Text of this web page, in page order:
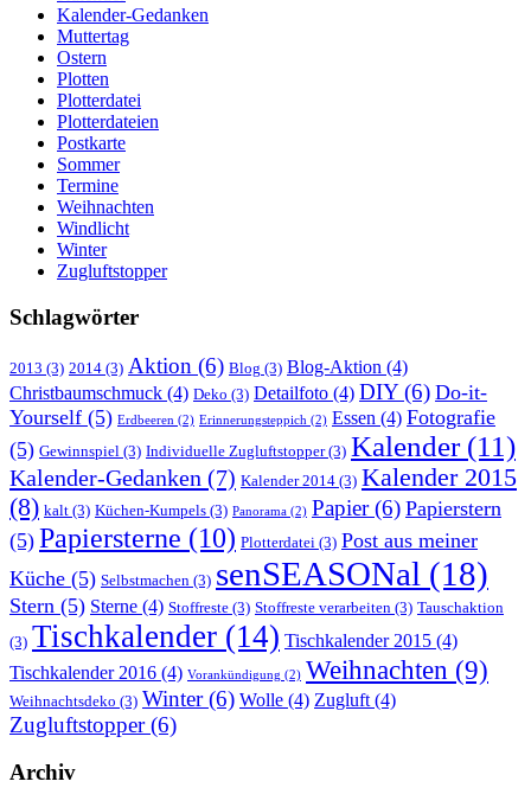
Kalender-Gedanken
Muttertag
Ostern
Plotten
Plotterdatei
Plotterdateien
Postkarte
Sommer
Termine
Weihnachten
Windlicht
Winter
Zugluftstopper
Schlagwörter
2013 (3) 2014 (3) Aktion (6) Blog (3) Blog-Aktion (4)
Christbaumschmuck (4) Deko (3) Detailfoto (4) DIY(6) Do-it-
Yourself (5) Erdbeeren (2) Erinnerungsteppich (2) Essen (4) Fotografie
(5) Gewinnspiel (3) Individuelle Zugluftstopper(3) Kalender(11)
Kalender-Gedanken (7) Kalender 2014 (3) Kalender 2015
(8) kalt (3) Küchen-Kumpels (3) Panorama (2) Papier(6) Papierstern
(5) Papiersterne (10) Plotterdatei (3) Post aus meiner
Küche (5) Selbstmachen (3) senSEASONal (18)
Stern (5) Sterne (4) Stoffreste (3) Stoffreste verarbeiten (3) Tauschaktion
(3) Tischkalender (14) Tischkalender 2015 (4)
Tischkalender 2016 (4) Vorankündigung (2) Weihnachten (9)
Weihnachtsdeko (3) Winter(6) Wolle (4) Zugluft (4)
Zugluftstopper(6)
Archiv